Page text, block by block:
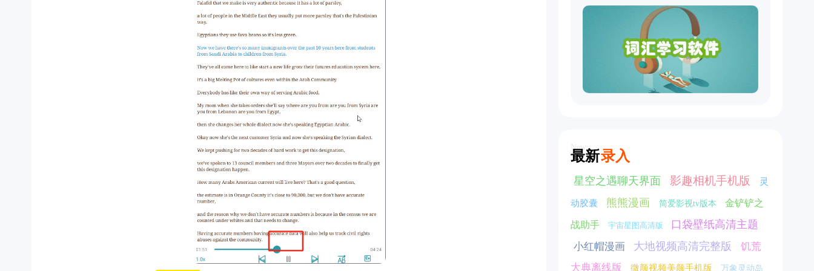
最新录入
New
星空之遇聊天界面 影趣相机手机版 灵
动胶囊 熊熊漫画 简爱影视tv版本 金铲铲之
战助手 宇宙星图高清版 口袋壁纸高清主题
小红帽漫画 大地视频高清完整版
饥荒
大典离线版
微颜视频美颜手机版 万象灵动岛